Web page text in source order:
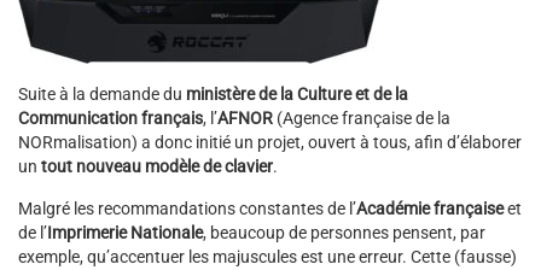
Suite à la demande du ministère de la Culture et de la
Communication français, l’AFNOR (Agence française de la
NORmalisation) a donc initié un projet, ouvert à tous, afin d’élaborer
un tout nouveau modèle de clavier.
Malgré les recommandations constantes de l’Académie françaiseet
de l’Imprimerie Nationale, beaucoup de personnes pensent, par
exemple, qu’accentuer les majuscules est une erreur. Cette (fausse)